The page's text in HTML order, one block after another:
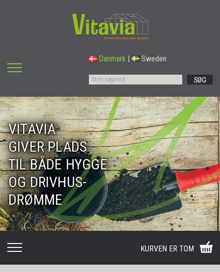
Danmark Sweden
SØG
VITAVIA
GIVER PLADS
TIL BÅDE HYGGE
OG DRIVHUS-
DRØMME
KURVEN ER TOM